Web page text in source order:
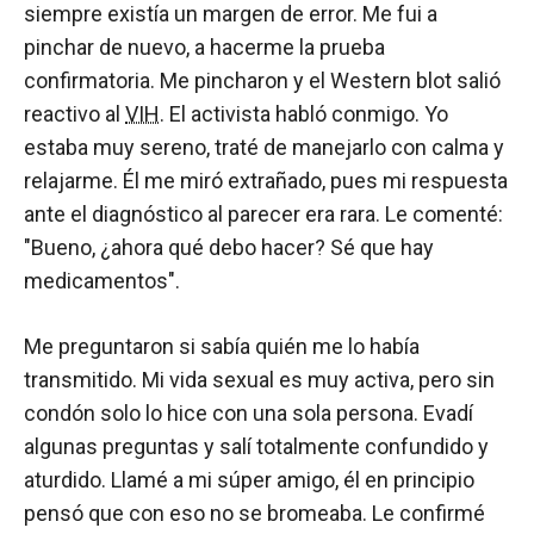
siempre existía un margen de error. Me fui a
pinchar de nuevo, a hacerme la prueba
confirmatoria. Me pincharon y el Western blot salió
reactivo al VIH. El activista habló conmigo. Yo
estaba muy sereno, traté de manejarlo con calma y
relajarme. Él me miró extrañado, pues mi respuesta
ante el diagnóstico al parecer era rara. Le comenté:
"Bueno, ¿ahora qué debo hacer? Sé que hay
medicamentos".
Me preguntaron si sabía quién me lo había
transmitido. Mi vida sexual es muy activa, pero sin
condón solo lo hice con una sola persona. Evadí
algunas preguntas y salí totalmente confundido y
aturdido. Llamé a mi súper amigo, él en principio
pensó que con eso no se bromeaba. Le confirmé